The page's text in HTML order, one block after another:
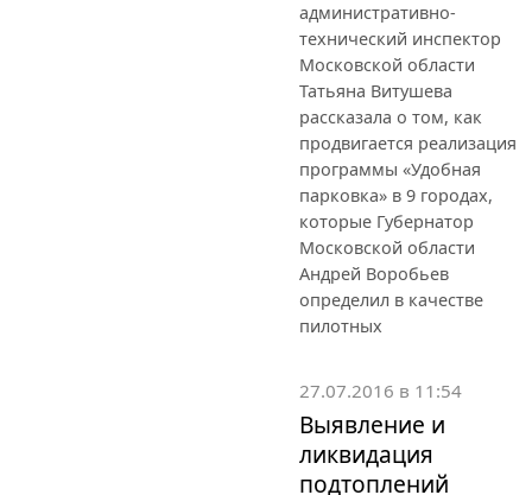
административно-
технический инспектор
Московской области
Татьяна Витушева
рассказала о том, как
продвигается реализация
программы «Удобная
парковка» в 9 городах,
которые Губернатор
Московской области
Андрей Воробьев
определил в качестве
пилотных
27.07.2016 в 11:54
Выявление и
ликвидация
подтоплений